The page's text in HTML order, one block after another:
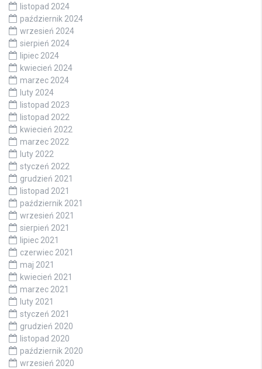
listopad 2024
październik 2024
wrzesień 2024
sierpień 2024
lipiec 2024
kwiecień 2024
marzec 2024
luty 2024
listopad 2023
listopad 2022
kwiecień 2022
marzec 2022
luty 2022
styczeń 2022
grudzień 2021
listopad 2021
październik 2021
wrzesień 2021
sierpień 2021
lipiec 2021
czerwiec 2021
maj 2021
kwiecień 2021
marzec 2021
luty 2021
styczeń 2021
grudzień 2020
listopad 2020
październik 2020
wrzesień 2020